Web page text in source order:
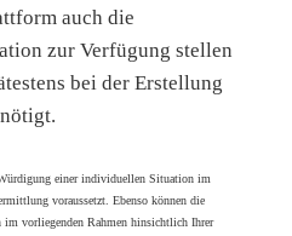
auch die
zur Verfügung stellen
bei der Erstellung
einer individuellen Situation im
voraussetzt. Ebenso können die
vorliegenden Rahmen hinsichtlich Ihrer